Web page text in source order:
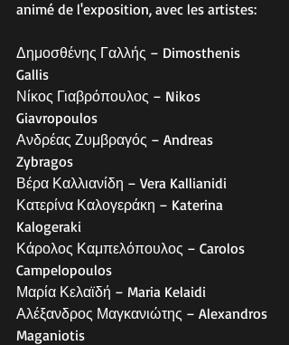
animé de l'exposition, avec les artistes:
Δημοσθένης Γαλλής – Dimosthenis
Gallis
Νίκος Γιαβρόπουλος – Nikos
Giavropoulos
Ανδρέας Ζυμβραγός – Andreas
Zybragos
Βέρα Καλλιανίδη – Vera Kallianidi
Κατερίνα Καλογεράκη – Katerina
Kalogeraki
Κάρολος Καμπελόπουλος – Carolos
Campelopoulos
Μαρία Κελαϊδή – Maria Kelaidi
Αλέξανδρος Μαγκανιώτης – Alexandros
Maganiotis